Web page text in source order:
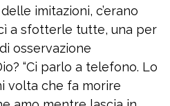
imitazioni, c’erano
a sfotterle tutte, una per
osservazione
“Ci parlo a telefono. Lo
volta che fa morire